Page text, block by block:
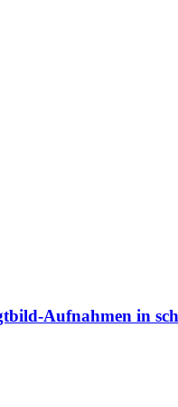
Aufnahmen in